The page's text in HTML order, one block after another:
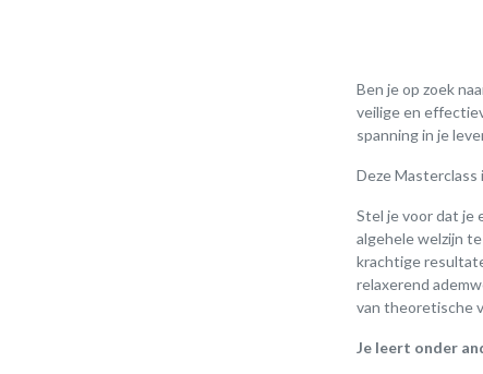
Ben je op zoek
veilige en
spanning in je
Deze
Stel je voor dat je
algehele welzijn
krachtige
relaxerend
van theoretische
Je leert onder